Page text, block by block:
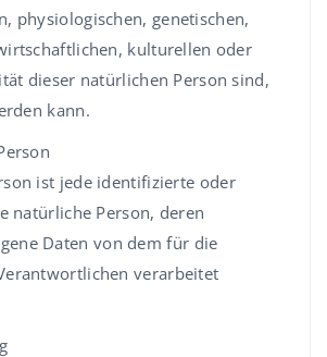
physiologischen, genetischen,
kulturellen oder
dieser natürlichen Person sind,
kann.
ist jede identifizierte oder
natürliche Person, deren
Daten von dem für die
verarbeitet